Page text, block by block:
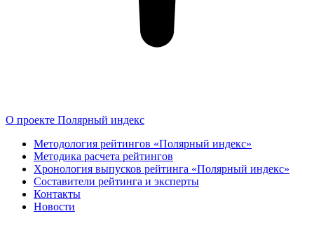
О проекте Полярный индекс
Методология рейтингов «Полярный индекс»
Методика расчета рейтингов
Хронология выпусков рейтинга «Полярный индекс»
Составители рейтинга и эксперты
Контакты
Новости